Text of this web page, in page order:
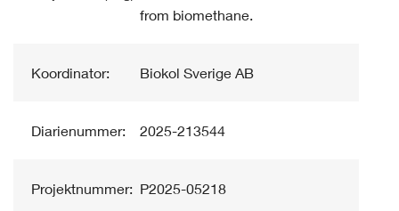
from biomethane.
Koordinator: Biokol Sverige AB
Diarienummer: 2025-213544
Projektnummer: P2025-05218